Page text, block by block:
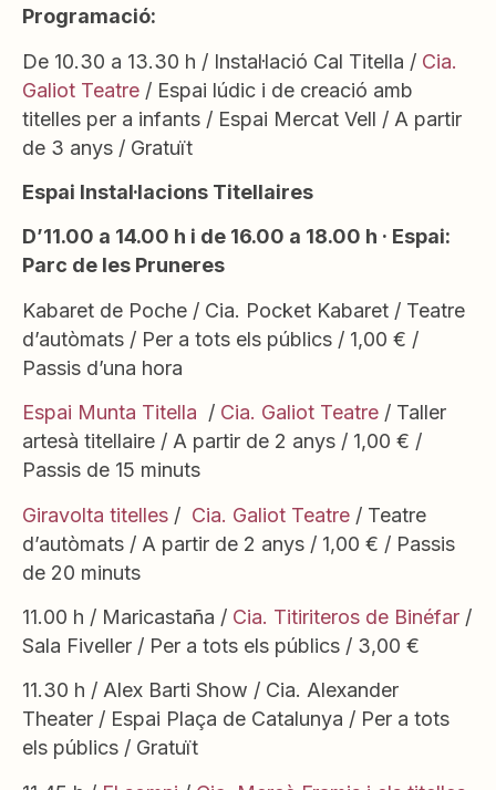
Programació:
De 10.30 a 13.30 h / Instal·lació Cal Titella / Cia.
Galiot Teatre / Espai lúdic i de creació amb
titelles per a infants / Espai Mercat Vell / A partir
de 3 anys / Gratuït
Espai Instal·lacions Titellaires
D’11.00 a 14.00 h i de 16.00 a 18.00 h · Espai:
Parc de les Pruneres
Kabaret de Poche / Cia. Pocket Kabaret / Teatre
d’autòmats / Per a tots els públics / 1,00 € /
Passis d’una hora
Espai Munta Titella / Cia. Galiot Teatre / Taller
artesà titellaire / A partir de 2 anys / 1,00 € /
Passis de 15 minuts
Giravolta titelles / Cia. Galiot Teatre / Teatre
d’autòmats / A partir de 2 anys / 1,00 € / Passis
de 20 minuts
11.00 h / Maricastaña / Cia. Titiriteros de Binéfar /
Sala Fiveller / Per a tots els públics / 3,00 €
11.30 h / Alex Barti Show / Cia. Alexander
Theater / Espai Plaça de Catalunya / Per a tots
els públics / Gratuït